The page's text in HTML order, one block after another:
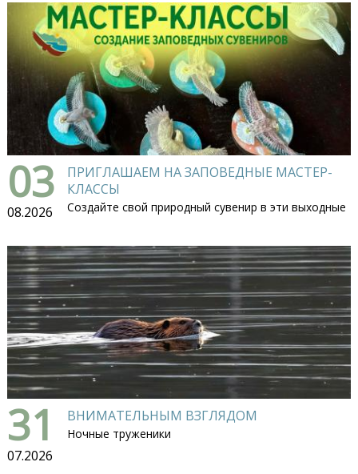
03
08.2026
ПРИГЛАШАЕМ НА ЗАПОВЕДНЫЕ МАСТЕР-
КЛАССЫ
Создайте свой природный сувенир в эти выходные
31
07.2026
ВНИМАТЕЛЬНЫМ ВЗГЛЯДОМ
Ночные труженики